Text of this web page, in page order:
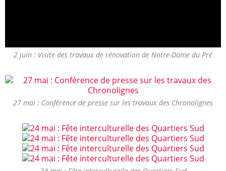
2 juin : Visite des travaux de rénovation de Notre-Dame du Pré
27 mai : Conférence de presse sur les travaux des Chronolignes